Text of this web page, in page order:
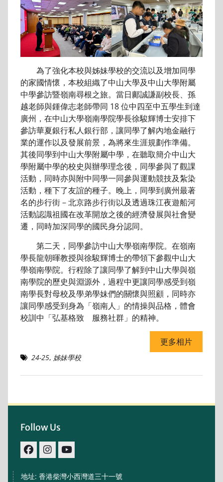
為了強化本校與姊妹學校的交流以及增加同學
的家國情懷，本校組織了中山大學及中山大學附屬
中學參訪暨嶺南尋根之旅。當日鄺誠謙副校長、孫
越老師與鍾偉志老師帶同 18 位中四至中五學生到達
廣州，在中山大學嶺南學院學長徐駿輝博士安排下
參訪華夏銀行私人銀行部，讓同學了解內地金融行
業的運作以及發展前景，為將來生涯規劃作準備。
其後同學到中山大學附屬中學，在聽取簡介中山大
學附屬中學的校史與辦學理念後，同學參與了觀課
活動，同時亦與附中同學一同參與運動競技及紮染
活動，種下了友誼的種子。晚上，同學到廣州最著
名的步行街－北京路步行街以及透過珠江夜遊船河
活動認識祖國在改革開放之後的經濟發展與社會變
遷，同時加深同學的國民身分認同。
第二天，同學參訪中山大學嶺南學院。在嶺南
學長龍朝暉教授與徐駿輝博士的帶領下參觀中山大
學嶺南學院。行程除了讓同學了解到中山大學與嶺
南學院的歷史與淵源外，過程中更讓同學感受到嶺
南學長對母校及學弟學妹們的關懷與照顧，同時亦
讓同學感受到身為「嶺南人」的情操與品格，體會
校訓中「弘基格致 服務社群」的精神。
更多相片
24-25, 姊妹學校
Follow Us
地址: 香港柴灣小西灣道三十一號